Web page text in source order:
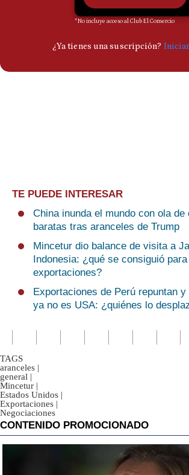
TE PUEDE INTERESAR
China inunda el mundo con ola de
baratas tras aranceles de Trump
Mincetur dio balance de visita a
Indonesia: ¿qué se consiguió
exportaciones?
Exportaciones de Perú repuntan
ya no es USA: ¿quiénes lo
TAGS
aranceles |
general |
Mincetur |
Estados Unidos |
Exportaciones |
Negociaciones